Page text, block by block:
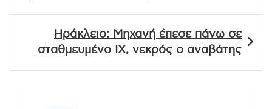
Ηράκλειο: Μηχανή έπεσε πάνω σε
σταθμευμένο ΙΧ, νεκρός ο αναβάτης